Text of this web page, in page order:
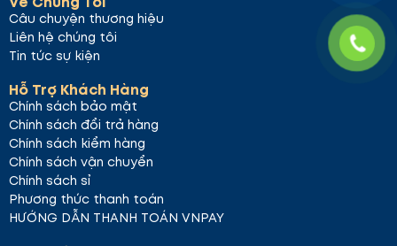
Câu chuyện thương hiệu
Liên hệ chúng tôi
Tin tức sự kiện
Hỗ Trợ Khách Hàng
Chính sách bảo mật
Chính sách đổi trả hàng
Chính sách kiểm hàng
Chính sách vận chuyển
Chính sách sỉ
Phương thức thanh toán
HƯỚNG DẪN THANH TOÁN VNPAY